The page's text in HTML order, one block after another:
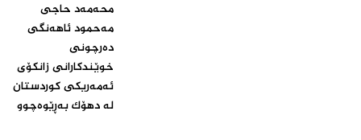
محەمەد حاجی
مەحمود ئاهەنگی
دەرچونی
خوێندکارانی زانکۆی
ئەمەریکی کوردستان
لە دهۆک بەڕێوەچوو‌